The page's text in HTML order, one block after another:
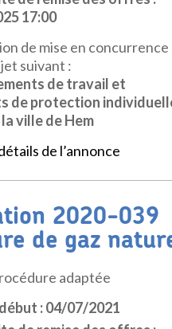
17:00
de mise en concurrence
suivant :
de travail et
de protection
ville de Hem
de l’annonce
2020-039
de gaz
adaptée
: 04/07/2021